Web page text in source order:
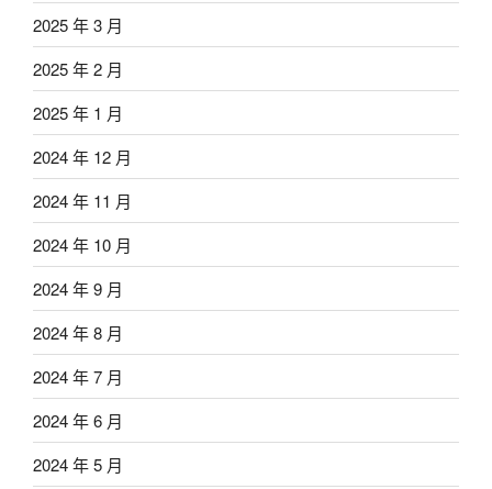
2025 年 3 月
2025 年 2 月
2025 年 1 月
2024 年 12 月
2024 年 11 月
2024 年 10 月
2024 年 9 月
2024 年 8 月
2024 年 7 月
2024 年 6 月
2024 年 5 月